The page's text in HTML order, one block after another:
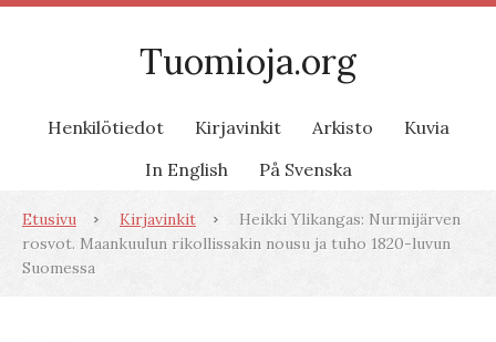
Tuomioja.org
Henkilötiedot Kirjavinkit Arkisto
Kuvia
In English
På Svenska
Etusivu Kirjavinkit
Heikki Ylikangas: Nurmijärven
rosvot. Maankuulun rikollissakin nousu ja tuho 1820-luvun
Suomessa